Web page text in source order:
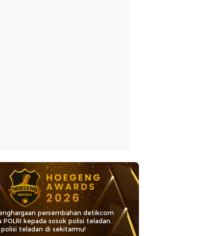
persembahan detikcom
POLRI kepada sosok polisi teladan.
polisi teladan di sekitarmu!